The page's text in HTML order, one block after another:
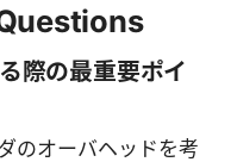
際の最重要ポイ
のオーバヘッドを考